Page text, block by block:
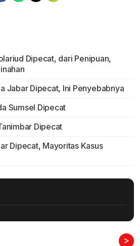
Dipecat, dari Penipuan,
Jabar Dipecat, Ini Penyebabnya
Sumsel Dipecat
Dipecat
Dipecat, Mayoritas Kasus
>